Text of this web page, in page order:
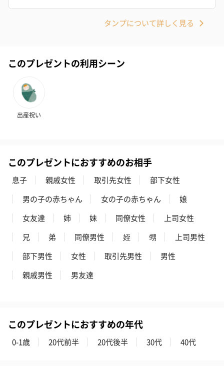
です。
ゼリーバウム カット
（レモン＆紅茶）（432
円）
麦わらパンダバウム
（バナナ味）（540円）
り〜 3号（864
スキンケアグッズ
スキンケアグッズを同梱してお届けします。
ハンドクリーム3本セッ
ト【ありがとう】
シャワージェル＆ハン
ドクリーム（ピンクグ
ドクリーム（
タンプについて詳しく見る
このプレゼントの利用シーン
出産祝い
このプレゼントにおすすめのお相手
息子 親戚女性 取引先女性
部下女性
男の子の赤ちゃん
女の子の赤ちゃん
娘
女友達
姉 妹 同僚女性
上司女性
兄
弟 同僚男性 姪 甥
上司男性
部下男性
女性 取引先男性
男性
親戚男性
男友達
このプレゼントにおすすめの年代
0-1歳 20代前半 20代後半 30代 40代